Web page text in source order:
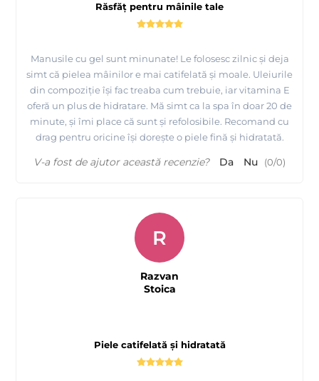
Răsfăț pentru mâinile tale
Manusile cu gel sunt minunate! Le folosesc zilnic și deja
simt că pielea mâinilor e mai catifelată și moale. Uleiurile
din compoziție își fac treaba cum trebuie, iar vitamina E
oferă un plus de hidratare. Mă simt ca la spa în doar 20 de
minute, și îmi place că sunt și refolosibile. Recomand cu
drag pentru oricine își dorește o piele fină și hidratată.
V-a fost de ajutor această recenzie? Da Nu (0/0)
Piele catifelată și hidratată
R
Razvan
Stoica